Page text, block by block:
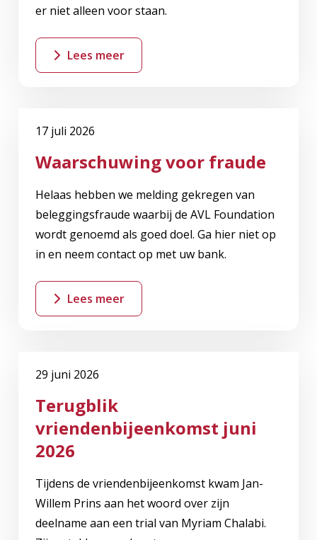
er niet alleen voor staan.
Lees meer
17 juli 2026
Waarschuwing voor fraude
Helaas hebben we melding gekregen van
beleggingsfraude waarbij de AVL Foundation
wordt genoemd als goed doel. Ga hier niet op
in en neem contact op met uw bank.
Lees meer
29 juni 2026
Terugblik
vriendenbijeenkomst juni
2026
Tijdens de vriendenbijeenkomst kwam Jan-
Willem Prins aan het woord over zijn
deelname aan een trial van Myriam Chalabi.